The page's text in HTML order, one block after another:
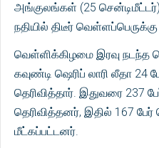
அங்குலங்கள் (25
நதியில் திடீர் வெள்ளப்பெருக்கு
வெள்ளிக்கிழமை இரவு நடந்த
கவுண்டி ஷெரிப் லாரி லீதா
தெரிவித்தார். இதுவரை 237
தெரிவித்தனர், இதில் 167
மீட்கப்பட்டனர்.